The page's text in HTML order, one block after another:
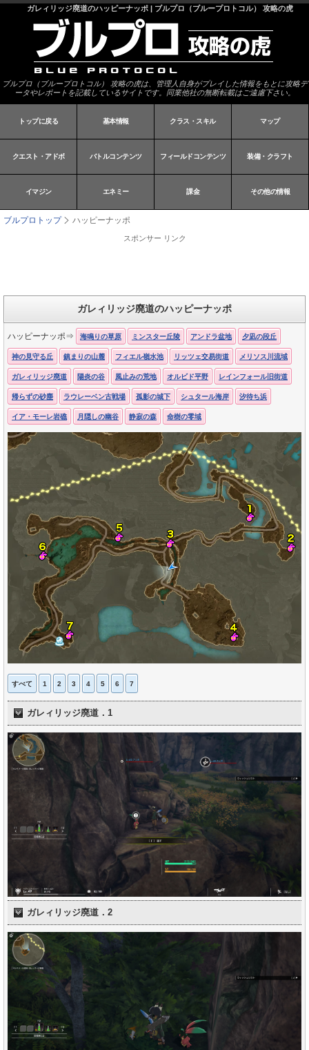
ガレィリッジ廃道のハッピーナッポ | ブルプロ（ブループロトコル） 攻略の虎
ブルプロ（ブループロトコル） 攻略の虎は、管理人自身がプレイした情報をもとに攻略デ
ータやレポートを記載しているサイトです。同業他社の無断転載はご遠慮下さい。
トップに戻る 基本情報 クラス・スキル マップ
クエスト・アドボ バトルコンテンツ フィールドコンテンツ 装備・クラフト
イマジン エネミー 課金 その他の情報
ブルプロトップ ハッピーナッポ
スポンサー リンク
ガレィリッジ廃道のハッピーナッポ
ハッピーナッポ⇒ 海鳴りの草原 ミンスター丘陵 アンドラ盆地 夕凪の段丘
神の見守る丘 鎮まりの山麓 フィエル嶺水池 リッツェ交易街道 メリソス川流域
ガレィリッジ廃道 陽炎の谷 風止みの荒地 オルビド平野 レインフォール旧街道
帰らずの砂塵 ラウレーベン古戦場 孤影の城下 シュタール海岸 汐待ち浜
イア・モーレ岩礁 月隠しの幽谷 静寂の森 命樹の零域
すべて 1 2 3 4 5 6 7
ガレィリッジ廃道．1
ガレィリッジ廃道．2